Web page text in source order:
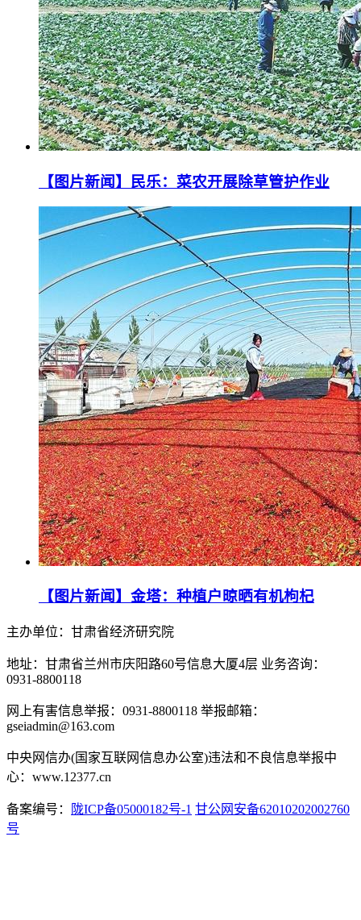
【图片新闻】民乐：菜农开展除草管护作业
【图片新闻】金塔：种植户晾晒有机枸杞
主办单位：甘肃省经济研究院
地址：甘肃省兰州市庆阳路60号信息大厦4层 业务咨询：
0931-8800118
网上有害信息举报：0931-8800118 举报邮箱：
gseiadmin@163.com
中央网信办(国家互联网信息办公室)违法和不良信息举报中
心：www.12377.cn
备案编号： 陇ICP备05000182号-1 甘公网安备62010202002760
号